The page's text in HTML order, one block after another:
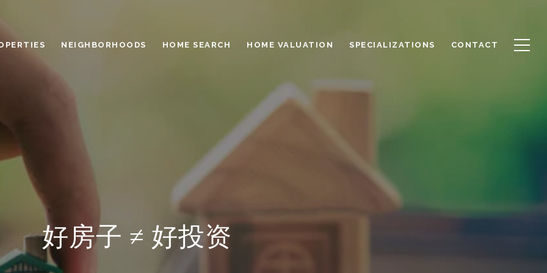
NEIGHBORHOODS HOME SEARCH HOME VALUATION SPECIALIZATIONS CONTACT
好房子 ≠ 好投资